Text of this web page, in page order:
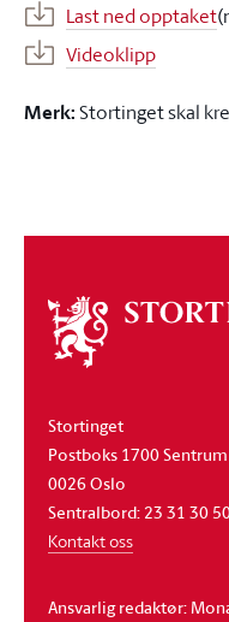
Last ned opptaket
Videoklipp
Merk:Stortinget skal
Om
stortinget
Stortinget
Postboks 1700 Sentrum
0026 Oslo
Sentralbord: 23 31 30
Kontakt oss
Ansvarlig redaktør: